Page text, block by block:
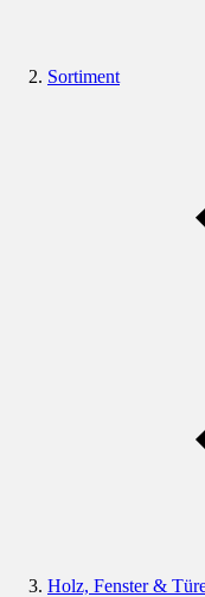
Sortiment
Holz, Fenster &